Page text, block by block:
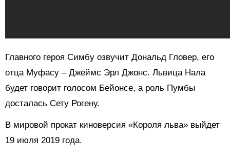
Главного героя Симбу озвучит Дональд Гловер, его
отца Муфасу – Джеймс Эрл Джонс. Львица Нала
будет говорит голосом Бейонсе, а роль Пумбы
досталась Сету Рогену.
В мировой прокат киноверсия «Короля льва» выйдет
19 июля 2019 года.